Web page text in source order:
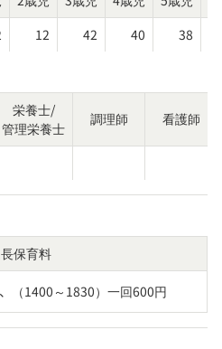
12 42 40 38
栄養士/
管理栄養士
調理師 看護師
保育料
（1400～1830）一回600円